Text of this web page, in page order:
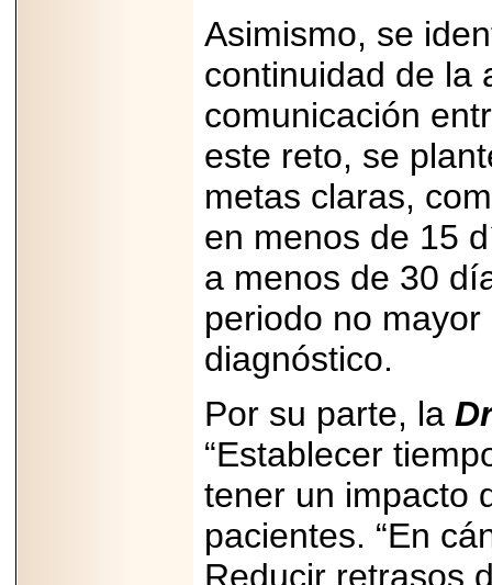
Asimismo, se
continuidad de la
comunicación
este reto, se
metas claras,
en menos de 15
a menos de 30
periodo no
diagnóstico.
Por su parte, la
“Establecer
tener un impacto
pacientes. “En
Reducir retrasos